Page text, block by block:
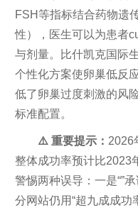
FSH等指标结合药物遗
性），医生可以为患者
与剂量。比什凯克国际
个性化方案使卵巢低反
低了卵巢过度刺激的风
标准配置。
⚠️ 重要提示： 2026
整体成功率预计比2023
警惕两种误导：一是“”
分网站仍用“超九成成